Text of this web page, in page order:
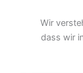
Wir
dass wir